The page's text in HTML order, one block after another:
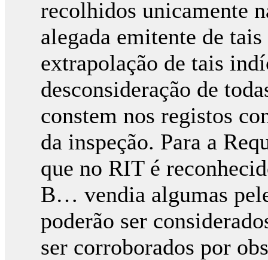
recolhidos unicamente
alegada emitente de
extrapolação de tais
desconsideração de
constem nos registos
da inspeção. Para a
que no RIT é
B… vendia algumas
poderão ser
ser corroborados por